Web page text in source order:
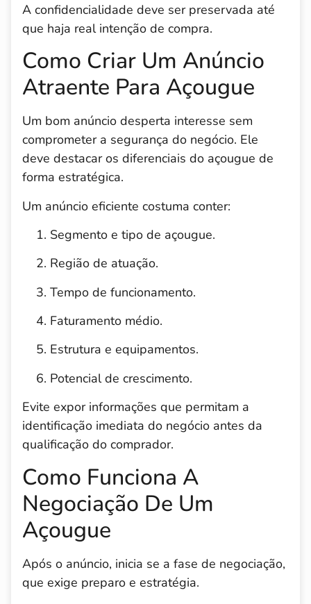
A confidencialidade deve ser preservada até
que haja real intenção de compra.
Como Criar Um Anúncio
Atraente Para Açougue
Um bom anúncio desperta interesse sem
comprometer a segurança do negócio. Ele
deve destacar os diferenciais do açougue de
forma estratégica.
Um anúncio eficiente costuma conter:
Segmento e tipo de açougue.
Região de atuação.
Tempo de funcionamento.
Faturamento médio.
Estrutura e equipamentos.
Potencial de crescimento.
Evite expor informações que permitam a
identificação imediata do negócio antes da
qualificação do comprador.
Como Funciona A
Negociação De Um
Açougue
Após o anúncio, inicia se a fase de negociação,
que exige preparo e estratégia.